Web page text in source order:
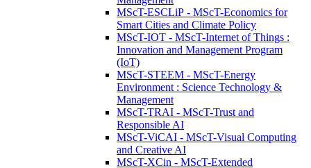
MScT-ESCLiP - MScT-Economics for
Smart Cities and Climate Policy
MScT-IOT - MScT-Internet of Things :
Innovation and Management Program
(IoT)
MScT-STEEM - MScT-Energy
Environment : Science Technology &
Management
MScT-TRAI - MScT-Trust and
Responsible AI
MScT-ViCAI - MScT-Visual Computing
and Creative AI
MScT-XCin - MScT-Extended